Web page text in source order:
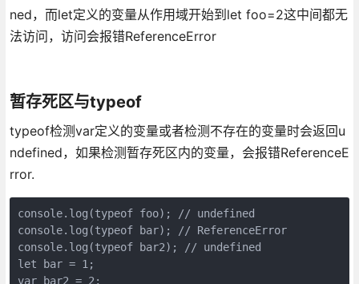
ned，而let定义的变量从作用域开始到let foo=2这中间都无
法访问，访问会报错ReferenceError
暂存死区与typeof
typeof检测var定义的变量或者检测不存在的变量时会返回u
ndefined，如果检测暂存死区内的变量，会报错ReferenceE
rror.
console.log(typeof foo); // undefined
console.log(typeof bar); // ReferenceError
console.log(typeof bar2); // undefined
let bar = 1;
var bar2 = 2;